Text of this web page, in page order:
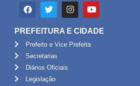
PREFEITURA E CIDADE
Prefeito e Vice Prefeita
Secretarias
Diários Oficiais
Legislação